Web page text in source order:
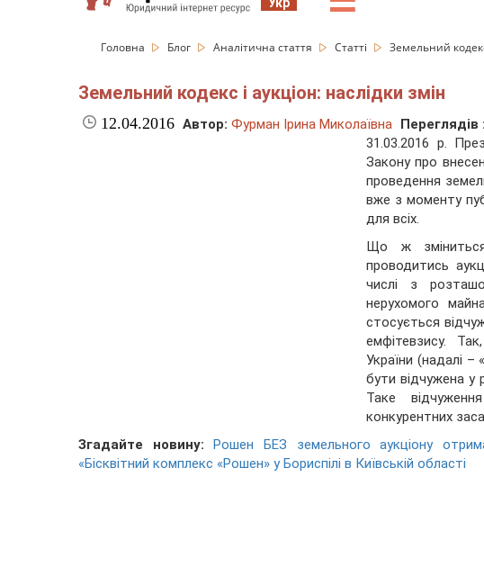
Головна Блог Аналітична стаття Статті Земельний
Земельний кодекс і аукціон: наслідки змін
12.04.2016 Автор: Фурман Ірина Миколаївна Переглядів :
31.03.2016 р.
Закону про
проведення
вже з моменту
для всіх.
Що ж
проводитись
числі з
нерухомого
стосується
емфітевзису.
України (надалі
бути відчужена у
Таке
конкурентних
Згадайте новину: Рошен БЕЗ земельного аукціону
«Бісквітний комплекс «Рошен» у Бориспілі в Київській області